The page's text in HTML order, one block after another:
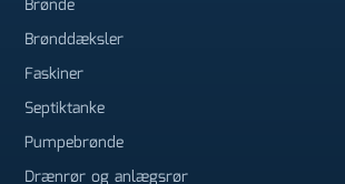
Brønde
Brønddæksler
Faskiner
Septiktanke
Pumpebrønde
Drænrør og anlægsrør